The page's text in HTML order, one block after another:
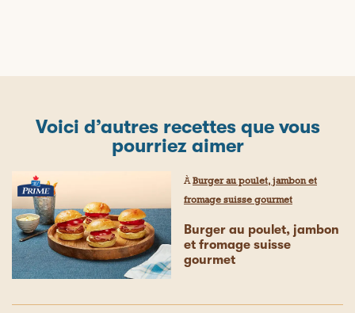
Voici d’autres recettes que vous
pourriez aimer
ÀBurger au poulet, jambon et
fromage suisse gourmet
Burger au poulet, jambon
et fromage suisse
gourmet